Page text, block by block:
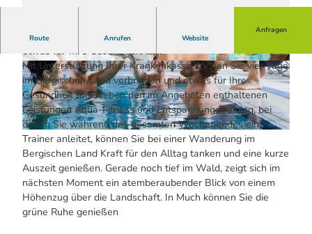
© www.fabianheinz.de, Fabian Heinz | KI-optimiert | CC-BY-SA
© Dominik Ketz | KI-optimiert |CC-BY-SA © Dominik Ketz | KI-optimiert |CC-BY-SA
Route Anrufen Website
Anfragen
Sie können vier Tage im Bergischen Land verbringen und
etwas für Ihre Gesundheit tun.
Mit Unterstützung Ihrer Krankenkasse können Sie vier Tage
im Bergischen Land verbringen und etwas für Ihre
Gesundheit tun. Neben den im Angeboten enthaltenen
Leistungen Aqua-Fitness und Entspannungstraining, bei
denen Sie während des gesamten Wochenendes ein
Trainer anleitet, können Sie bei einer Wanderung im
Bergischen Land Kraft für den Alltag tanken und eine kurze
Auszeit genießen. Gerade noch tief im Wald, zeigt sich im
nächsten Moment ein atemberaubender Blick von einem
Höhenzug über die Landschaft. In Much können Sie die
grüne Ruhe genießen